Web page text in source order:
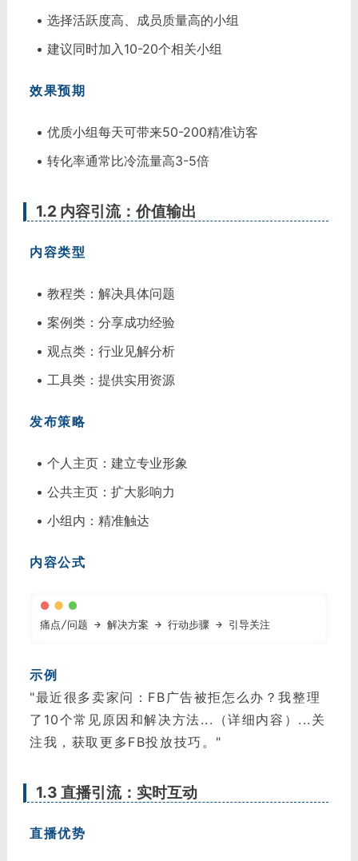
• 选择活跃度高、成员质量高的小组
• 建议同时加入10-20个相关小组
效果预期
• 优质小组每天可带来50-200精准访客
• 转化率通常比冷流量高3-5倍
1.2 内容引流：价值输出
内容类型
• 教程类：解决具体问题
• 案例类：分享成功经验
• 观点类：行业见解分析
• 工具类：提供实用资源
发布策略
• 个人主页：建立专业形象
• 公共主页：扩大影响力
• 小组内：精准触达
内容公式
痛点/问题 → 解决方案 → 行动步骤 → 引导关注
示例
"最近很多卖家问：FB广告被拒怎么办？我整理
了10个常见原因和解决方法...（详细内容）...关
注我，获取更多FB投放技巧。"
1.3 直播引流：实时互动
直播优势